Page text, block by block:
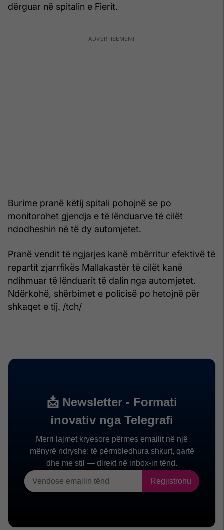
dërguar në spitalin e Fierit.
Burime pranë këtij spitali pohojnë se po
monitorohet gjendja e të lënduarve të cilët
ndodheshin në të dy automjetet.
Pranë vendit të ngjarjes kanë mbërritur efektivë të
repartit zjarrfikës Mallakastër të cilët kanë
ndihmuar të lënduarit të dalin nga automjetet.
Ndërkohë, shërbimet e policisë po hetojnë për
shkaqet e tij. /tch/